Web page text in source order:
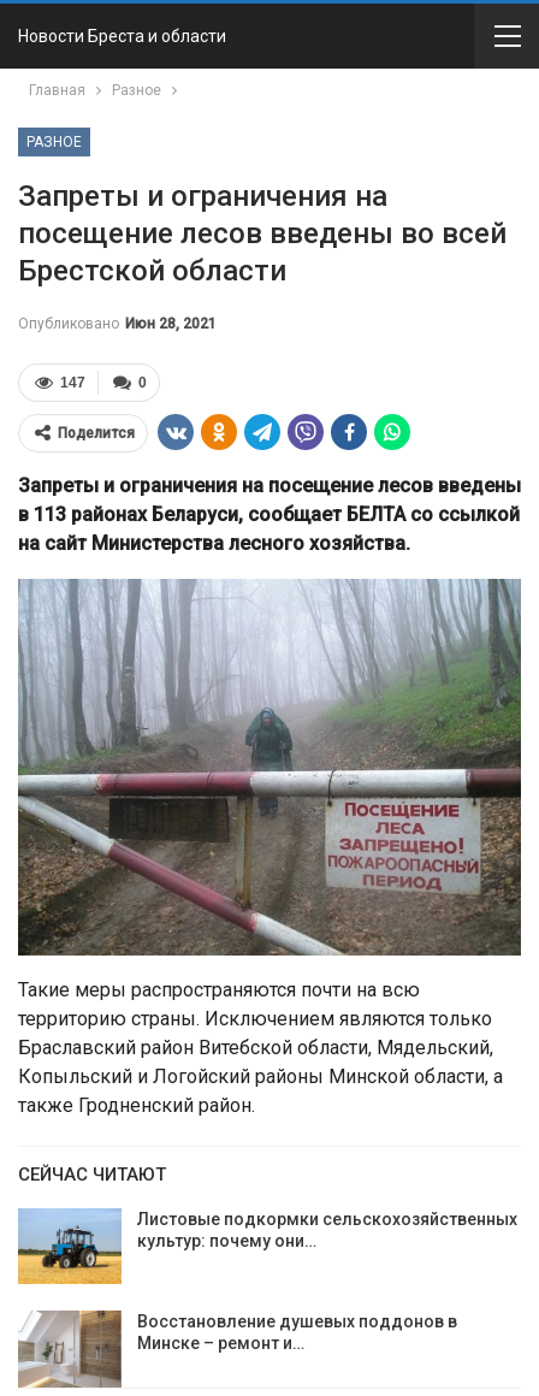
Новости Бреста и области
Главная Разное
РАЗНОЕ
Запреты и ограничения на
посещение лесов введены во всей
Брестской области
Опубликовано Июн 28, 2021
0
147
Поделится
Запреты и ограничения на посещение лесов введены
в 113 районах Беларуси, сообщает БЕЛТА со ссылкой
на сайт Министерства лесного хозяйства.
Такие меры распространяются почти на всю
территорию страны. Исключением являются только
Браславский район Витебской области, Мядельский,
Копыльский и Логойский районы Минской области, а
также Гродненский район.
СЕЙЧАС ЧИТАЮТ
Листовые подкормки сельскохозяйственных
культур: почему они…
Восстановление душевых поддонов в
Минске – ремонт и…